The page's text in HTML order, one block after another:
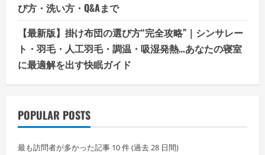
び方・洗い方・Q&Aまで
【最新版】掛け布団の選び方“完全攻略”｜シンサレー
ト・羽毛・人工羽毛・調温・吸湿発熱…あなたの寝室
に最適解を出す快眠ガイド
POPULAR POSTS
最も訪問者が多かった記事 10 件 (過去 28 日間)